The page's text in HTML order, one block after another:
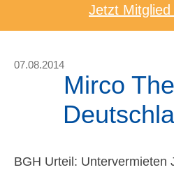
Jetzt Mitglied
07.08.2014
Mirco
BGH Urteil: Untervermieten